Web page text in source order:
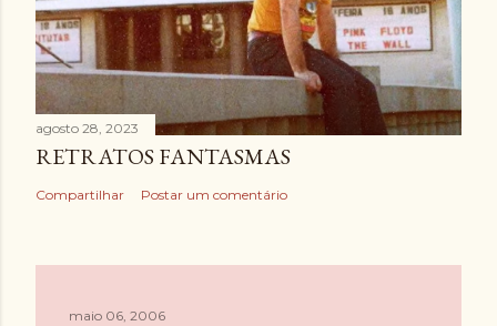
agosto 28, 2023
RETRATOS FANTASMAS
Compartilhar Postar um comentário
maio 06, 2006